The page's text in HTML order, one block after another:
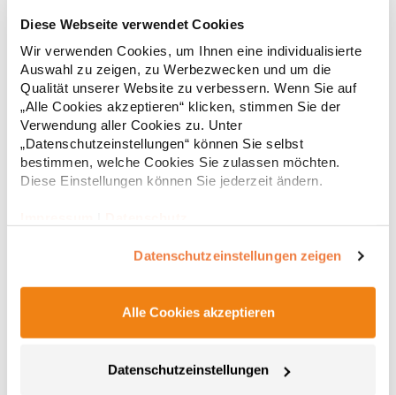
Diese Webseite verwendet Cookies
Wir verwenden Cookies, um Ihnen eine individualisierte
Auswahl zu zeigen, zu Werbezwecken und um die
Qualität unserer Website zu verbessern. Wenn Sie auf
„Alle Cookies akzeptieren“ klicken, stimmen Sie der
Verwendung aller Cookies zu. Unter
„Datenschutzeinstellungen“ können Sie selbst
bestimmen, welche Cookies Sie zulassen möchten.
Diese Einstellungen können Sie jederzeit ändern.
Datenschutzeinstellungen zeigen
Alle Cookies akzeptieren
Datenschutzeinstellungen
wieder ein Geschmacksmusterschutz EU-
Produktsicherheit: Herst.-Nr.: M124285Hersteller: mbw
Vertriebsges. mbH Westerfeld 3 24997 Wanderup Deutschland
E-Mail: info@mbw.sh
4,74 € *
* Preise inkl. gesetzlicher Mwst. +Versandkosten *
MBW124255 Mbw Feuer Bert® 2.0
Zum Abbau von Stress einfach zusammenknautschen Durch die